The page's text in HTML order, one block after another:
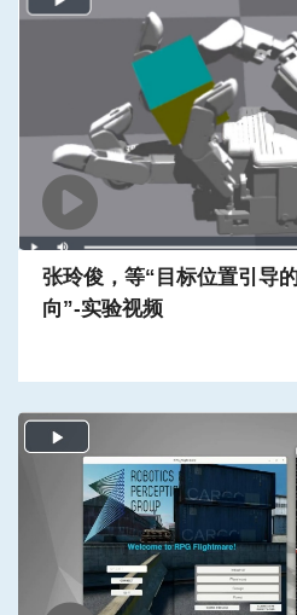
张玲俊，等“目标位置引导
向”-实验视频